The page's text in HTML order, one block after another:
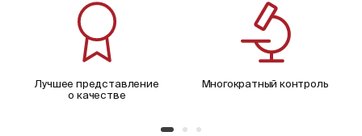
Лучшее представление
о качестве
Многократный контроль